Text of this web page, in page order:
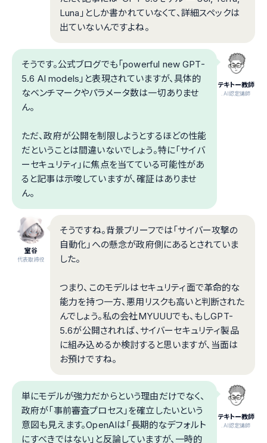
Luna」としか書かれていなくて、詳細スペックは
出ていないんですよね。
テキトー教師
.AI認定講師
そうです。公式ブログでも「powerful new GPT-
5.6 AI models」と表現されていますが、具体的
なベンチマークやパラメータ数は一切ありませ
ん。
ただ、政府が公開を制限しようとするほどの性能
だということは間違いないでしょう。特に「サイバ
ーセキュリティ」に焦点を当てている可能性があ
ると記事は示唆していますが、確証はありませ
ん。
室谷
代表取締役
そうですね。背景ブリーフでは「サイバー攻撃の
自動化」への懸念が政府側にあるとされていま
した。
つまり、このモデルはセキュリティ面で革命的な
能力を持つ一方、悪用リスクも高いと判断された
んでしょう。私の会社MYUUUでも、もしGPT-
5.6が公開されれば、サイバーセキュリティ製品
に組み込めるか検討すると思いますが、当面は
お預けですね。
テキトー教師
.AI認定講師
単にモデルが強力だからという理由だけでなく、
政府が「事前審査プロセス」を確立したいという
意図も見えます。OpenAIは「長期的なデフォルト
にすべきではない」と反論していますが、一時的